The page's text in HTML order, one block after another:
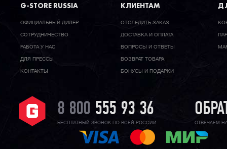
G-STORE RUSSIA
ОФИЦИАЛЬНЫЙ ДИЛЕР
CОТРУДНИЧЕСТВО
РАБОТА У НАС
ДЛЯ ПРЕССЫ
КОНТАКТЫ
КЛИЕНТАМ
ОТСЛЕДИТЬ ЗАКАЗ
ДОСТАВКА И ОПЛАТА
ВОПРОСЫ И ОТВЕТЫ
ВОЗВРАТ ТОВАРА
БОНУСЫ И ПОДАРКИ
8 800 555 93 36
БЕСПЛАТНЫЙ ЗВОНОК ПО ВСЕЙ РОССИИ ОТВЕЧАЕМ